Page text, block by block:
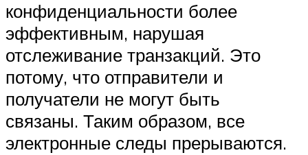
конфиденциальности более
эффективным, нарушая
отслеживание транзакций. Это
потому, что отправители и
получатели не могут быть
связаны. Таким образом, все
электронные следы прерываются.